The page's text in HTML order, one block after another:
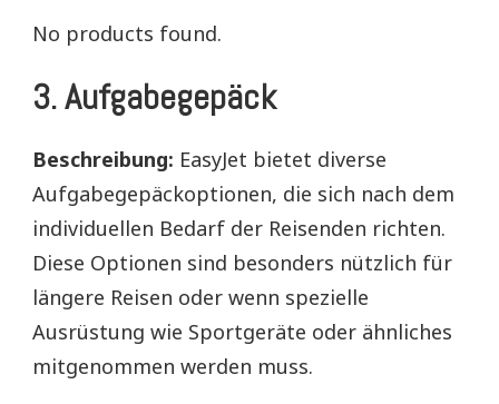
No products found.
3. Aufgabegepäck
Beschreibung: EasyJet bietet diverse
Aufgabegepäckoptionen, die sich nach dem
individuellen Bedarf der Reisenden richten.
Diese Optionen sind besonders nützlich für
längere Reisen oder wenn spezielle
Ausrüstung wie Sportgeräte oder ähnliches
mitgenommen werden muss.